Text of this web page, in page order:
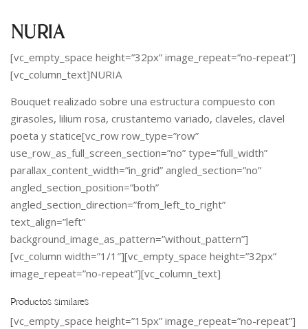
NURIA
[vc_empty_space height=”32px” image_repeat=”no-repeat”]
[vc_column_text]NURIA
Bouquet realizado sobre una estructura compuesto con
girasoles, lilium rosa, crustantemo variado, claveles, clavel
poeta y statice[vc_row row_type=”row”
use_row_as_full_screen_section=”no” type=”full_width”
parallax_content_width=”in_grid” angled_section=”no”
angled_section_position=”both”
angled_section_direction=”from_left_to_right”
text_align=”left”
background_image_as_pattern=”without_pattern”]
[vc_column width=”1/1″][vc_empty_space height=”32px”
image_repeat=”no-repeat”][vc_column_text]
Productos similares
[vc_empty_space height=”15px” image_repeat=”no-repeat”]